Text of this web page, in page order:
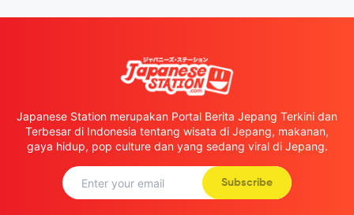
Japanese Station merupakan Portal Berita Jepang Terkini dan
Terbesar di Indonesia tentang wisata di Jepang, makanan,
gaya hidup, pop culture dan yang sedang viral di Jepang.
Subscribe